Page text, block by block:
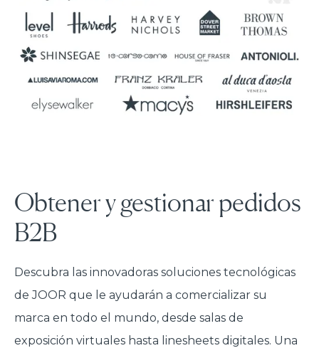
Obtener y gestionar pedidos
B2B
Descubra las innovadoras soluciones tecnológicas
de JOOR que le ayudarán a comercializar su
marca en todo el mundo, desde salas de
exposición virtuales hasta linesheets digitales. Una